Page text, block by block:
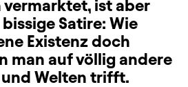
ist aber
Satire: Wie
Existenz doch
man auf völlig andere
Welten trifft.